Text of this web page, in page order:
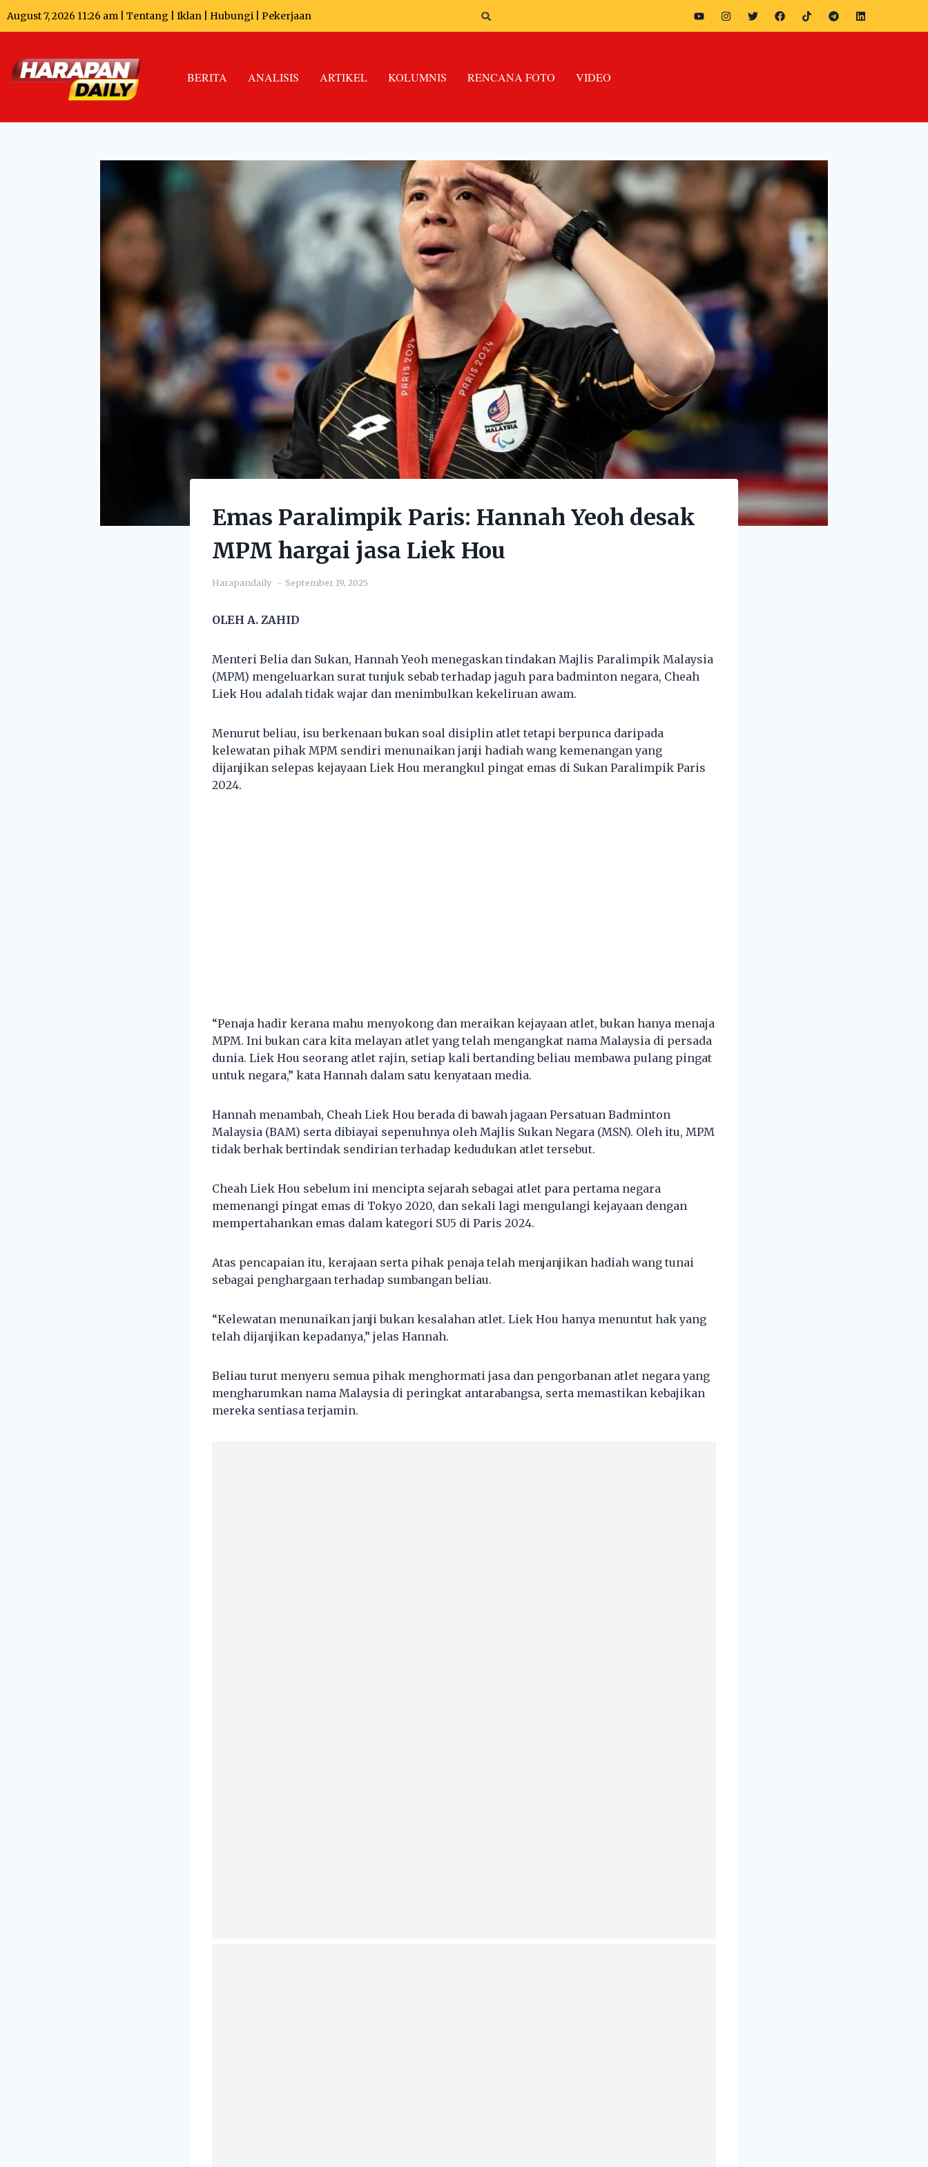
August 7, 2026 11:26 am | Tentang Iklan Hubungi Pekerjaan
BERITA ANALISIS ARTIKEL KOLUMNIS RENCANA FOTO VIDEO
Emas Paralimpik Paris: Hannah Yeoh desak
MPM hargai jasa Liek Hou
Harapandaily September 19, 2025
OLEH A. ZAHID
Menteri Belia dan Sukan, Hannah Yeoh menegaskan tindakan Majlis Paralimpik Malaysia
(MPM) mengeluarkan surat tunjuk sebab terhadap jaguh para badminton negara, Cheah
Liek Hou adalah tidak wajar dan menimbulkan kekeliruan awam.
Menurut beliau, isu berkenaan bukan soal disiplin atlet tetapi berpunca daripada
kelewatan pihak MPM sendiri menunaikan janji hadiah wang kemenangan yang
dijanjikan selepas kejayaan Liek Hou merangkul pingat emas di Sukan Paralimpik Paris
2024.
“Penaja hadir kerana mahu menyokong dan meraikan kejayaan atlet, bukan hanya menaja
MPM. Ini bukan cara kita melayan atlet yang telah mengangkat nama Malaysia di persada
dunia. Liek Hou seorang atlet rajin, setiap kali bertanding beliau membawa pulang pingat
untuk negara,” kata Hannah dalam satu kenyataan media.
Hannah menambah, Cheah Liek Hou berada di bawah jagaan Persatuan Badminton
Malaysia (BAM) serta dibiayai sepenuhnya oleh Majlis Sukan Negara (MSN). Oleh itu, MPM
tidak berhak bertindak sendirian terhadap kedudukan atlet tersebut.
Cheah Liek Hou sebelum ini mencipta sejarah sebagai atlet para pertama negara
memenangi pingat emas di Tokyo 2020, dan sekali lagi mengulangi kejayaan dengan
mempertahankan emas dalam kategori SU5 di Paris 2024.
Atas pencapaian itu, kerajaan serta pihak penaja telah menjanjikan hadiah wang tunai
sebagai penghargaan terhadap sumbangan beliau.
“Kelewatan menunaikan janji bukan kesalahan atlet. Liek Hou hanya menuntut hak yang
telah dijanjikan kepadanya,” jelas Hannah.
Beliau turut menyeru semua pihak menghormati jasa dan pengorbanan atlet negara yang
mengharumkan nama Malaysia di peringkat antarabangsa, serta memastikan kebajikan
mereka sentiasa terjamin.